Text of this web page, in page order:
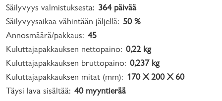
Säilyvyys valmistuksesta: 364 päivää
Säilyvyysaikaa vähintään jäljellä: 50 %
Annosmäärä/pakkaus: 45
Kuluttajapakkauksen nettopaino: 0,22 kg
Kuluttajapakkauksen bruttopaino: 0,237 kg
Kuluttajapakkauksen mitat (mm): 170 X 200 X 60
Täysi lava sisältää: 40 myyntierää